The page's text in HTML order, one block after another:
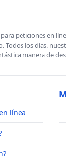
peticiones en
Todos los días,
manera de
línea